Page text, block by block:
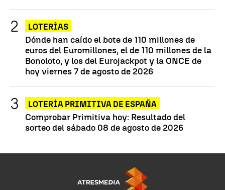
LOTERÍAS
Dónde han caído el bote de 110 millones de
euros del Euromillones, el de 110 millones de la
Bonoloto, y los del Eurojackpot y la ONCE de
hoy viernes 7 de agosto de 2026
LOTERÍA PRIMITIVA DE ESPAÑA
Comprobar Primitiva hoy: Resultado del
sorteo del sábado 08 de agosto de 2026